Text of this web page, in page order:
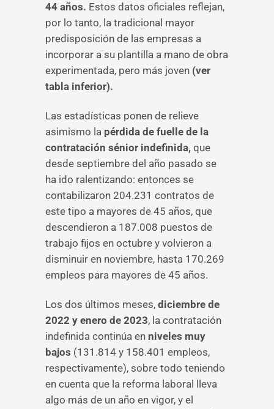
44 años. Estos datos oficiales reflejan,
por lo tanto, la tradicional mayor
predisposición de las empresas a
incorporar a su plantilla a mano de obra
experimentada, pero más joven (ver
tabla inferior).
Las estadísticas ponen de relieve
asimismo la pérdida de fuelle de la
contratación sénior indefinida, que
desde septiembre del año pasado se
ha ido ralentizando: entonces se
contabilizaron 204.231 contratos de
este tipo a mayores de 45 años, que
descendieron a 187.008 puestos de
trabajo fijos en octubre y volvieron a
disminuir en noviembre, hasta 170.269
empleos para mayores de 45 años.
Los dos últimos meses, diciembre de
2022 y enero de 2023, la contratación
indefinida continúa en niveles muy
bajos (131.814 y 158.401 empleos,
respectivamente), sobre todo teniendo
en cuenta que la reforma laboral lleva
algo más de un año en vigor, y el